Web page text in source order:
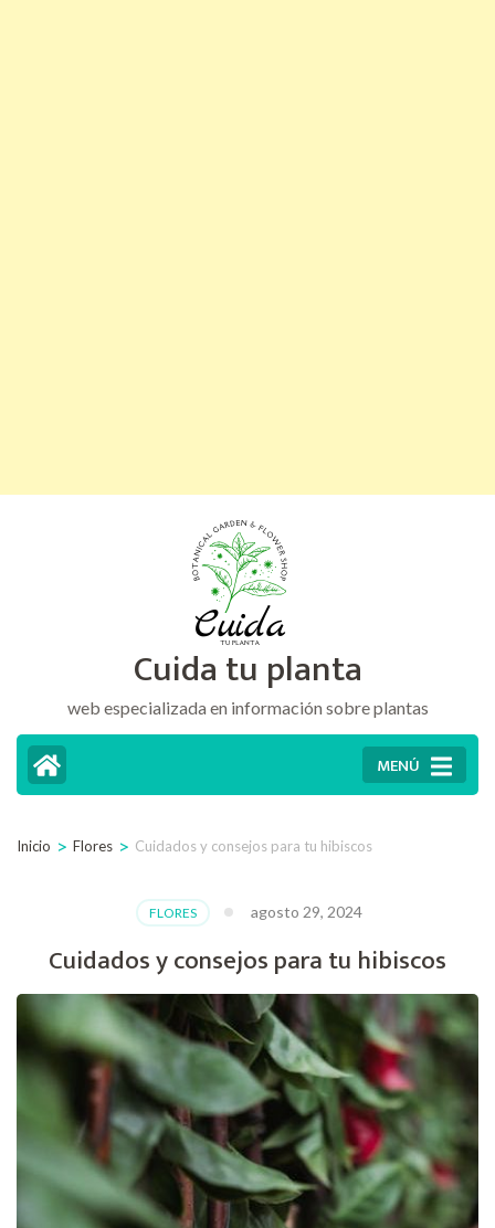
Intro)
Cuida tu planta
web especializada en información sobre plantas
MENÚ
Inicio > Flores > Cuidados y consejos para tu hibiscos
FLORES agosto 29, 2024
Cuidados y consejos para tu hibiscos